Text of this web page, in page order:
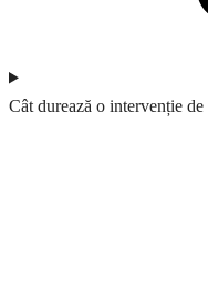
Cât durează o intervenție de